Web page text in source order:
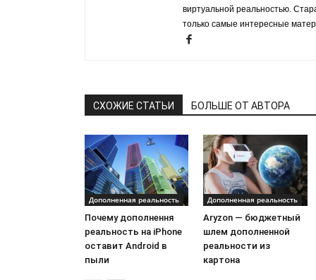
виртуальной реальностью.
только самые интересные
СХОЖИЕ СТАТЬИ БОЛЬШЕ ОТ АВТОРА
Дополненная реальность
Почему дополнення
реальность на iPhone
оставит Android в
пыли
Дополненная реальность
Aryzon — бюджетный
шлем дополненной
реальности из
картона